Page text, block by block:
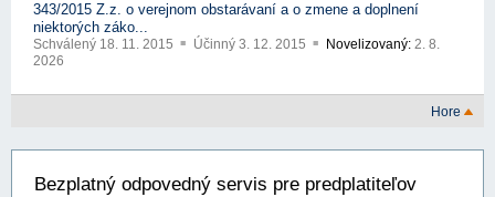
343/2015 Z.z. o verejnom obstarávaní a o zmene a doplnení
niektorých záko...
Schválený 18. 11. 2015 Účinný 3. 12. 2015 Novelizovaný: 2. 8.
2026
Hore
Bezplatný odpovedný servis pre predplatiteľov